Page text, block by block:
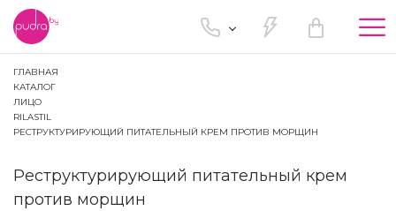
ГЛАВНАЯ
КАТАЛОГ
ЛИЦО
RILASTIL
РЕСТРУКТУРИРУЮЩИЙ ПИТАТЕЛЬНЫЙ КРЕМ ПРОТИВ МОРЩИН
Реструктурирующий питательный крем
против морщин